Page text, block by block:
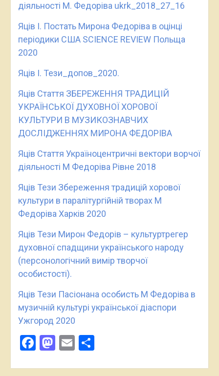
діяльності М. Федоріва ukrk_2018_27_16
Яців І. Постать Мирона Федоріва в оцінці
періодики США SCIENCE REVIEW Польща
2020
Яців І. Тези_допов_2020.
Яців Стаття ЗБЕРЕЖЕННЯ ТРАДИЦІЙ
УКРАЇНСЬКОЇ ДУХОВНОЇ ХОРОВОЇ
КУЛЬТУРИ В МУЗИКОЗНАВЧИХ
ДОСЛІДЖЕННЯХ МИРОНА ФЕДОРІВА
Яців Стаття Україноцентричні вектори ворчої
діяльності М Федоріва Рівне 2018
Яців Тези Збереження традицій хорової
культури в паралітургійній творах М
Федоріва Харків 2020
Яців Тези Мирон Федорів – культуртрегер
духовної спадщини українського народу
(персонологічний вимір творчої
особистості).
Яців Тези Пасіонана особисть М Федоріва в
музичній культурі української діаспори
Ужгород 2020
Facebook
Mastodon
EmailПоділитися